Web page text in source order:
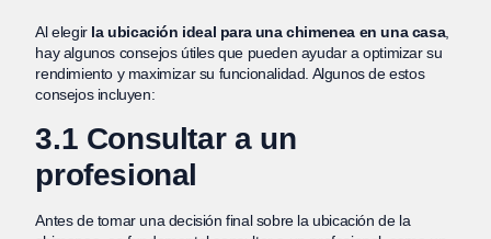
Al elegir la ubicación ideal para una chimenea en una casa,
hay algunos consejos útiles que pueden ayudar a optimizar su
rendimiento y maximizar su funcionalidad. Algunos de estos
consejos incluyen:
3.1 Consultar a un
profesional
Antes de tomar una decisión final sobre la ubicación de la